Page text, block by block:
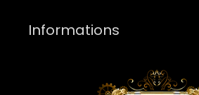
Informations